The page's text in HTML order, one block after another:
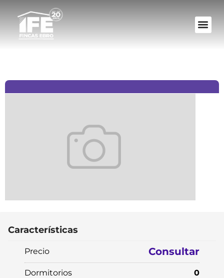
Características
Precio Consultar
Dormitorios 0